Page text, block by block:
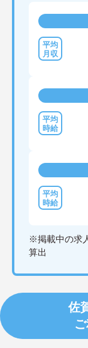
※掲載中の求
算出
佐